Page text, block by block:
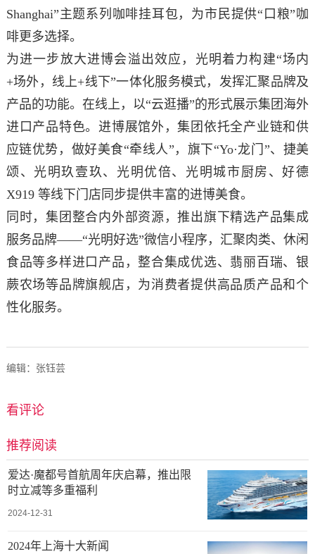
Shanghai”主题系列咖啡挂耳包，为市民提供“口粮”咖
啡更多选择。
为进一步放大进博会溢出效应，光明着力构建“场内
+场外，线上+线下”一体化服务模式，发挥汇聚品牌及
产品的功能。在线上，以“云逛播”的形式展示集团海外
进口产品特色。进博展馆外，集团依托全产业链和供
应链优势，做好美食“牵线人”，旗下“Yo·龙门”、捷美
颂、光明玖壹玖、光明优倍、光明城市厨房、好德
X919 等线下门店同步提供丰富的进博美食。
同时，集团整合内外部资源，推出旗下精选产品集成
服务品牌——“光明好选”微信小程序，汇聚肉类、休闲
食品等多样进口产品，整合集成优选、翡丽百瑞、银
蕨农场等品牌旗舰店，为消费者提供高品质产品和个
性化服务。
编辑：张钰芸
看评论
推荐阅读
爱达·魔都号首航周年庆启幕，推出限
时立减等多重福利
2024-12-31
2024年上海十大新闻